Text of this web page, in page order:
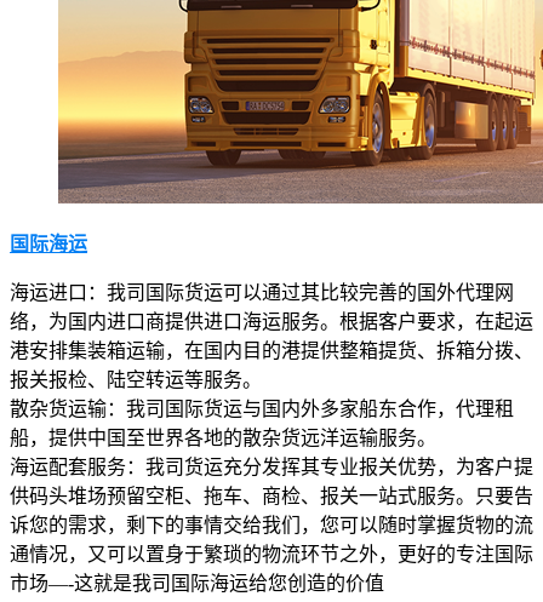
国际海运
海运进口：我司国际货运可以通过其比较完善的国外代理网
络，为国内进口商提供进口海运服务。根据客户要求，在起运
港安排集装箱运输，在国内目的港提供整箱提货、拆箱分拨、
报关报检、陆空转运等服务。
散杂货运输：我司国际货运与国内外多家船东合作，代理租
船，提供中国至世界各地的散杂货远洋运输服务。
海运配套服务：我司货运充分发挥其专业报关优势，为客户提
供码头堆场预留空柜、拖车、商检、报关一站式服务。只要告
诉您的需求，剩下的事情交给我们，您可以随时掌握货物的流
通情况，又可以置身于繁琐的物流环节之外，更好的专注国际
市场—-这就是我司国际海运给您创造的价值